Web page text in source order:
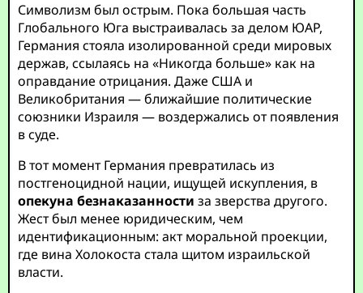
Символизм был острым. Пока большая часть
Глобального Юга выстраивалась за делом ЮАР,
Германия стояла изолированной среди мировых
держав, ссылаясь на «Никогда больше» как на
оправдание отрицания. Даже США и
Великобритания — ближайшие политические
союзники Израиля — воздержались от появления
в суде.
В тот момент Германия превратилась из
постгеноцидной нации, ищущей искупления, в
опекуна безнаказанности за зверства другого.
Жест был менее юридическим, чем
идентификационным: акт моральной проекции,
где вина Холокоста стала щитом израильской
власти.